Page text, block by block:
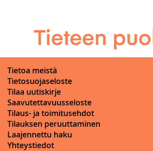
Tietoa meistä
Tietosuojaseloste
Tilaa uutiskirje
Saavutettavuusseloste
Tilaus- ja toimitusehdot
Tilauksen peruuttaminen
Laajennettu haku
Yhteystiedot